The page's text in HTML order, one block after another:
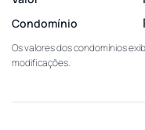
Condomínio
Os valores dos condomínios
modificações.